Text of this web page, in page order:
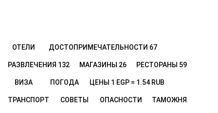
ОТЕЛИ ДОСТОПРИМЕЧАТЕЛЬНОСТИ 67
РАЗВЛЕЧЕНИЯ 132 МАГАЗИНЫ 26 РЕСТОРАНЫ 59
ВИЗА ПОГОДА ЦЕНЫ 1 EGP = 1.54 RUB
ТРАНСПОРТ СОВЕТЫ ОПАСНОСТИ ТАМОЖНЯ